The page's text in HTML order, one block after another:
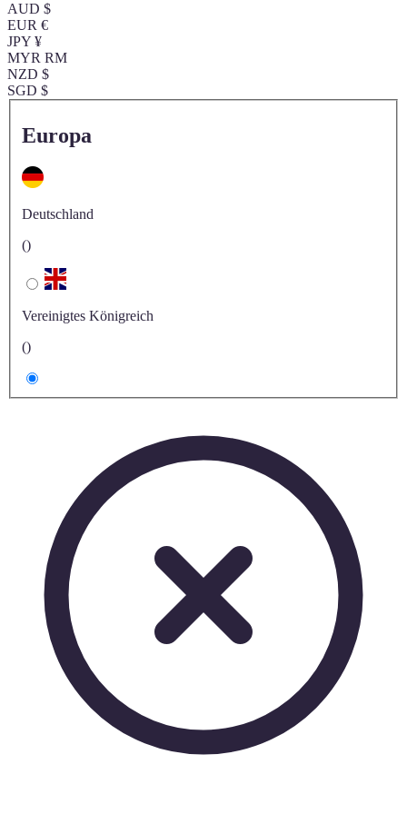
AUD $
EUR €
JPY ¥
MYR RM
NZD $
SGD $
Europa
Deutschland
()
Vereinigtes Königreich
()